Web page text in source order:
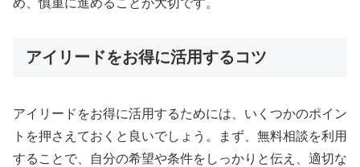
め、慎重に進めることが大切です。
アイリードをお得に活用するコツ
アイリードをお得に活用するためには、いくつかのポイン
トを押さえておくと良いでしょう。まず、無料相談を利用
することで、自分の希望や条件をしっかりと伝え、適切な